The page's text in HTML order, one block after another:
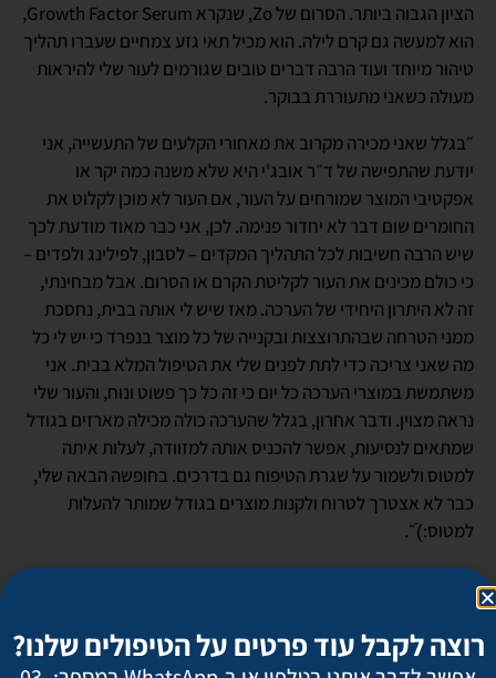
הציון הגבוה ביותר. הסרום של Zo, שנקרא Growth Factor Serum,
הוא למעשה גם קרם לילה. הוא מכיל תאי גזע צמחיים שעברו תהליך
טיהור מיוחד ועוד הרבה דברים טובים שגורמים לעור שלי להיראות
מעולה כשאני מתעוררת בבוקר.
״בגלל שאני מכירה מקרוב את מאחורי הקלעים של התעשייה, אני
יודעת שהתפישה של ד״ר אובג'י היא שלא משנה כמה יקר או
אפקטיבי המוצר שמורחים על העור, אם העור לא מוכן לקלוט את
החומרים שום דבר לא יחדור פנימה. לכן, אני כבר מאוד מודעת לכך
שיש הרבה חשיבות לכל התהליך המקדים – לסבון, לפילינג ולפדים –
כי כולם מכינים את העור לקליטת הקרם או הסרום. אבל מבחינתי,
זה לא היתרון היחידי של הערכה. מאז שיש לי אותה בבית, נחסכת
ממני הטרחה שבהתרוצצות ובקנייה של כל מוצר בנפרד כי יש לי כל
מה שאני צריכה כדי לתת לפנים שלי את הטיפול המלא בבית. אני
משתמשת במוצרי הערכה כל יום כי זה כל כך פשוט ונוח, והעור שלי
נראה מצוין. ודבר אחרון, בגלל שהערכה כולה מכילה מארזים בגודל
שמתאים לנסיעות, אפשר להכניס אותה למזוודה, לעלות איתה
למטוס ולשמור על שגרת הטיפוח גם בדרכים. בחופשה הבאה שלי,
כבר לא אצטרך לטרוח ולקנות מוצרים בגודל שמותר להעלות
למטוס:)ֿ״.
סיפור עם סוף טוב
רוצה לקבל עוד פרטים על הטיפולים שלנו?